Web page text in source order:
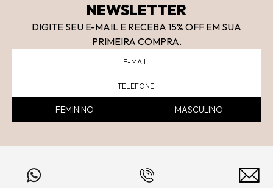
NEWSLETTER
DIGITE SEU E-MAIL E RECEBA 15% OFF EM SUA
PRIMEIRA COMPRA.
FEMININO MASCULINO